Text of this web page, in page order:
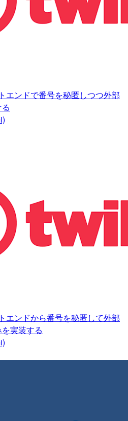
エンドで番号を秘匿しつつ外部
エンドから番号を秘匿して外部
実装する